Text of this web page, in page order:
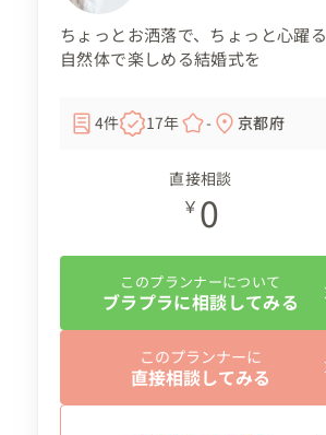
ちょっとお洒落で、ちょっと心躍る
自然体で楽しめる結婚式を
4件 17年 - 京都府
直接相談
￥ 0
このプランナーについて
ブラプラに相談してみる
このプランナーに
直接相談してみる